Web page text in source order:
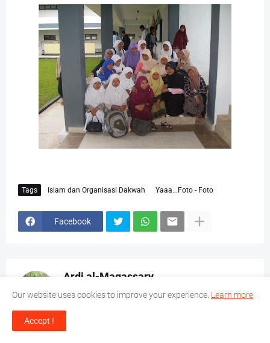
Tags Islam dan Organisasi Dakwah Yaaa...Foto - Foto
Facebook
Ardi al-Maqassary
"Aku melihat, diujung sana, ada setitik cahaya
yang terang benderang. Akan kuraih cahaya itu,
manusia!!!"
Our website uses cookies to improve your experience. Learn more
Accept !